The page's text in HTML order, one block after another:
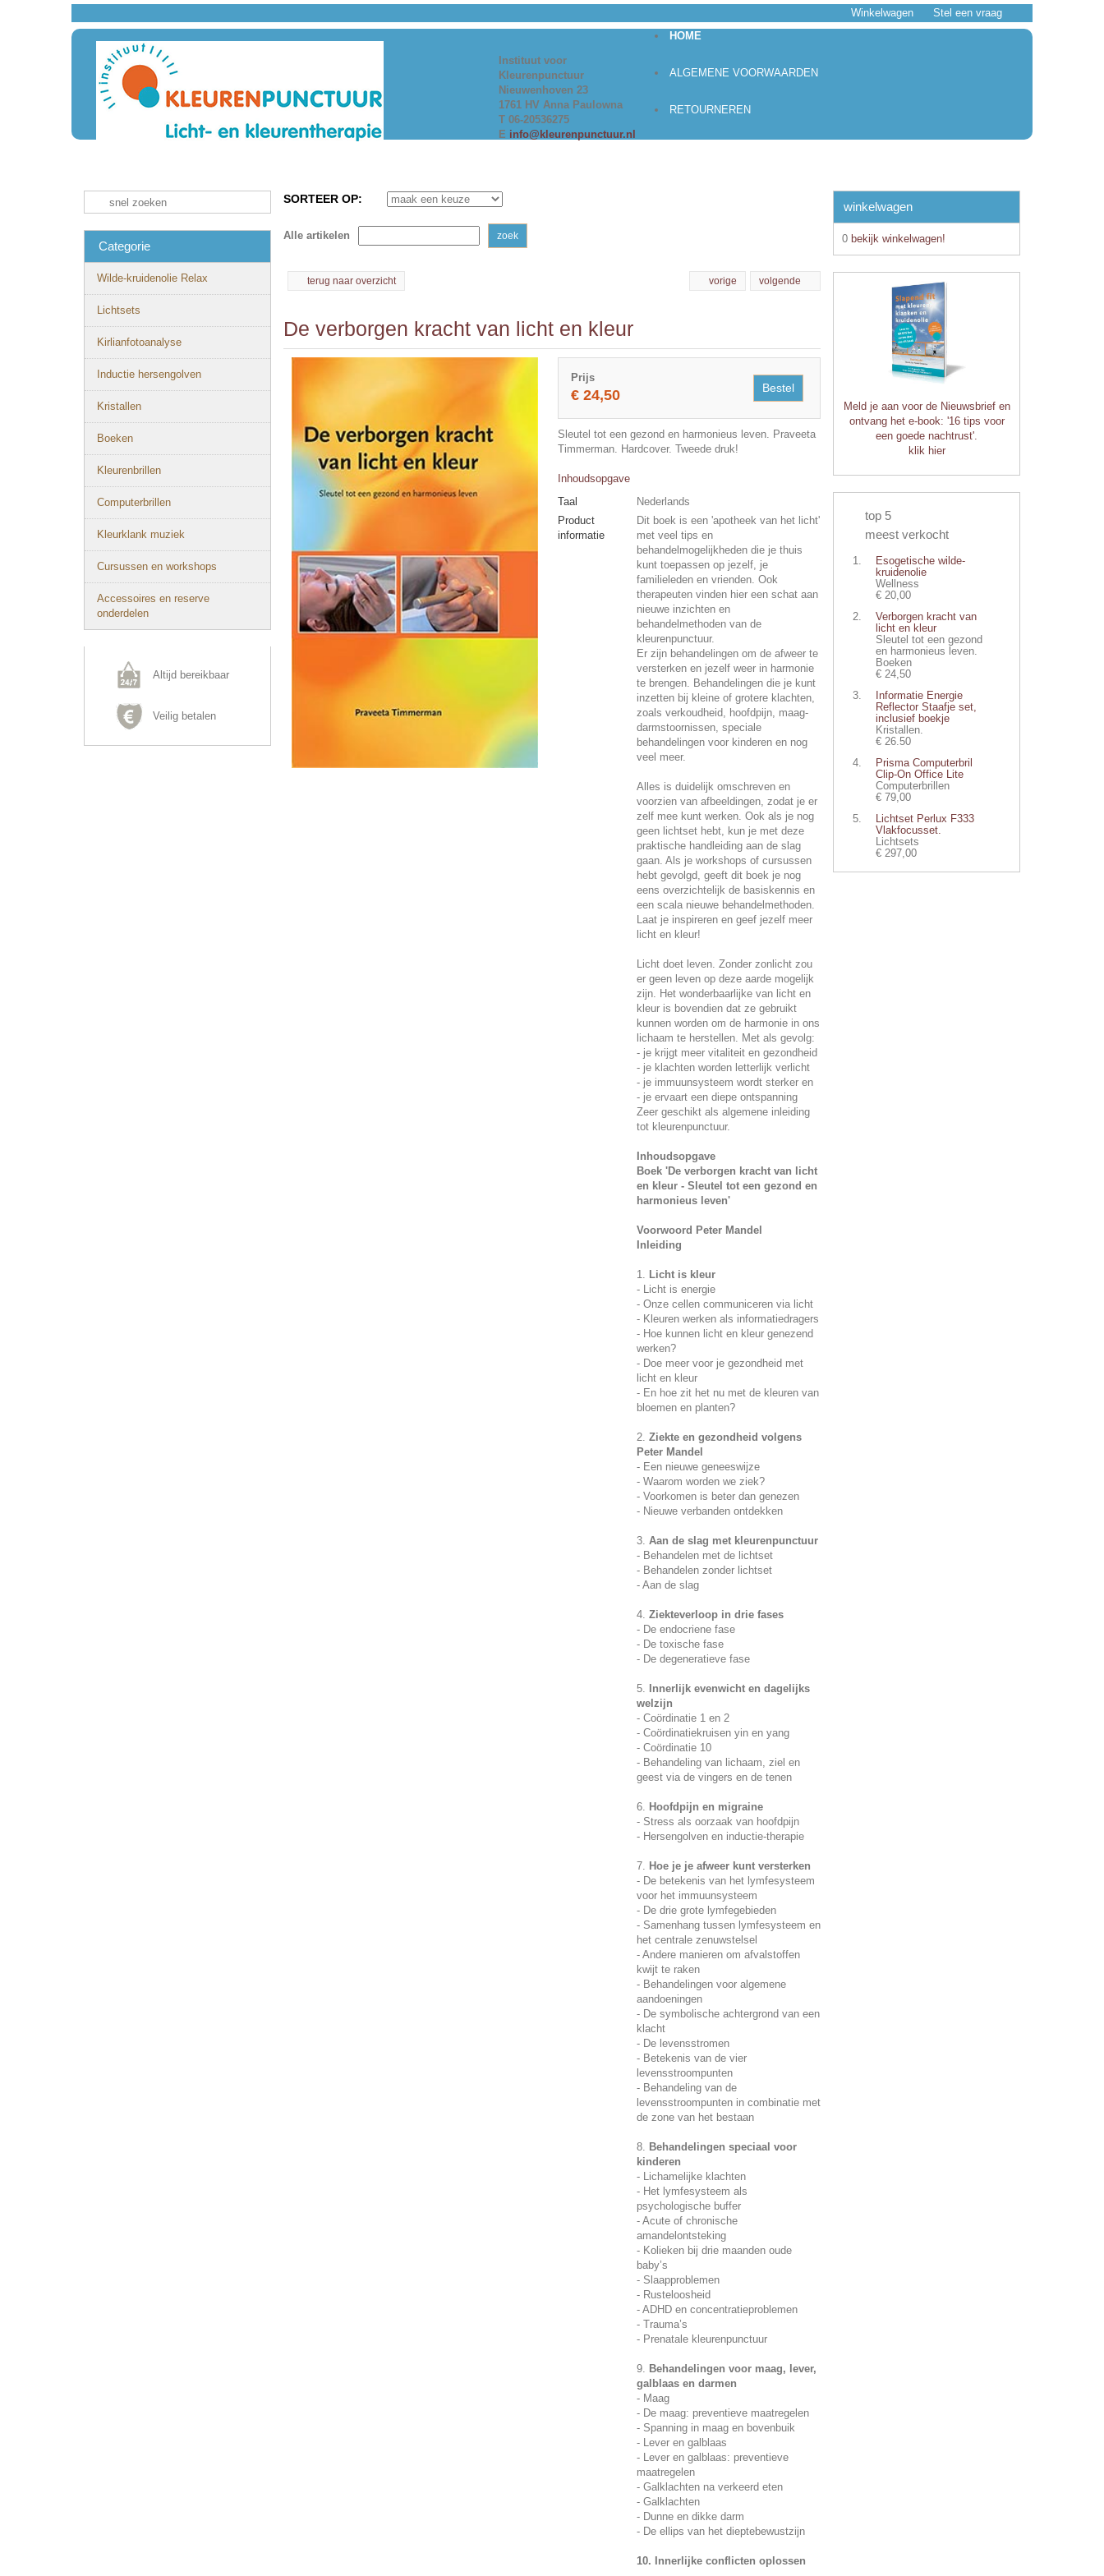
Winkelwagen Stel een vraag
Instituut voor
Kleurenpunctuur
Nieuwenhoven 23
1761 HV Anna Paulowna
T 06-20536275
E info@kleurenpunctuur.nl
HOME
ALGEMENE VOORWAARDEN
RETOURNEREN
Categorie
Wilde-kruidenolie Relax
Lichtsets
Kirlianfotoanalyse
Inductie hersengolven
Kristallen
Boeken
Kleurenbrillen
Computerbrillen
Kleurklank muziek
Cursussen en workshops
Accessoires en reserve
onderdelen
Altijd bereikbaar
Veilig betalen
SORTEER OP:
Alle artikelen zoek
terug naar overzicht volgende
vorige
De verborgen kracht van licht en kleur
Prijs
€ 24,50 Bestel
Sleutel tot een gezond en harmonieus leven. Praveeta
Timmerman. Hardcover. Tweede druk!
Inhoudsopgave
Taal
Nederlands
Product
informatie
Dit boek is een 'apotheek van het licht'
met veel tips en
behandelmogelijkheden die je thuis
kunt toepassen op jezelf, je
familieleden en vrienden. Ook
therapeuten vinden hier een schat aan
nieuwe inzichten en
behandelmethoden van de
kleurenpunctuur.
Er zijn behandelingen om de afweer te
versterken en jezelf weer in harmonie
te brengen. Behandelingen die je kunt
inzetten bij kleine of grotere klachten,
zoals verkoudheid, hoofdpijn, maag-
darmstoornissen, speciale
behandelingen voor kinderen en nog
veel meer.
Alles is duidelijk omschreven en
voorzien van afbeeldingen, zodat je er
zelf mee kunt werken. Ook als je nog
geen lichtset hebt, kun je met deze
praktische handleiding aan de slag
gaan. Als je workshops of cursussen
hebt gevolgd, geeft dit boek je nog
eens overzichtelijk de basiskennis en
een scala nieuwe behandelmethoden.
Laat je inspireren en geef jezelf meer
licht en kleur!
Licht doet leven. Zonder zonlicht zou
er geen leven op deze aarde mogelijk
zijn. Het wonderbaarlijke van licht en
kleur is bovendien dat ze gebruikt
kunnen worden om de harmonie in ons
lichaam te herstellen. Met als gevolg:
- je krijgt meer vitaliteit en gezondheid
- je klachten worden letterlijk verlicht
- je immuunsysteem wordt sterker en
- je ervaart een diepe ontspanning
Zeer geschikt als algemene inleiding
tot kleurenpunctuur.
Inhoudsopgave
Boek 'De verborgen kracht van licht
en kleur - Sleutel tot een gezond en
harmonieus leven'
Voorwoord Peter Mandel
Inleiding
1. Licht is kleur
- Licht is energie
- Onze cellen communiceren via licht
- Kleuren werken als informatiedragers
- Hoe kunnen licht en kleur genezend
werken?
- Doe meer voor je gezondheid met
licht en kleur
- En hoe zit het nu met de kleuren van
bloemen en planten?
2. Ziekte en gezondheid volgens
Peter Mandel
- Een nieuwe geneeswijze
- Waarom worden we ziek?
- Voorkomen is beter dan genezen
- Nieuwe verbanden ontdekken
3. Aan de slag met kleurenpunctuur
- Behandelen met de lichtset
- Behandelen zonder lichtset
- Aan de slag
4. Ziekteverloop in drie fases
- De endocriene fase
- De toxische fase
- De degeneratieve fase
5.
Innerlijk evenwicht en dagelijks
welzijn
- Coördinatie 1 en 2
- Coördinatiekruisen yin en yang
- Coördinatie 10
- Behandeling van lichaam, ziel en
geest via de vingers en de tenen
6. Hoofdpijn en migraine
- Stress als oorzaak van hoofdpijn
- Hersengolven en inductie-therapie
7. Hoe je je afweer kunt versterken
- De betekenis van het lymfesysteem
voor het immuunsysteem
- De drie grote lymfegebieden
- Samenhang tussen lymfesysteem en
het centrale zenuwstelsel
- Andere manieren om afvalstoffen
kwijt te raken
- Behandelingen voor algemene
aandoeningen
- De symbolische achtergrond van een
klacht
- De levensstromen
- Betekenis van de vier
levensstroompunten
- Behandeling van de
levensstroompunten in combinatie met
de zone van het bestaan
8. Behandelingen speciaal voor
kinderen
- Lichamelijke klachten
- Het lymfesysteem als
psychologische buffer
- Acute of chronische
amandelontsteking
- Kolieken bij drie maanden oude
baby’s
- Slaapproblemen
- Rusteloosheid
- ADHD en concentratieproblemen
- Trauma’s
- Prenatale kleurenpunctuur
9. Behandelingen voor maag, lever,
galblaas en darmen
- Maag
- De maag: preventieve maatregelen
- Spanning in maag en bovenbuik
- Lever en galblaas
- Lever en galblaas: preventieve
maatregelen
- Galklachten na verkeerd eten
- Galklachten
- Dunne en dikke darm
- De ellips van het dieptebewustzijn
10. Innerlijke conflicten oplossen
winkelwagen
0 bekijk winkelwagen!
Meld je aan voor de Nieuwsbrief en
ontvang het e-book: '16 tips voor
een goede nachtrust'.
klik hier
top 5
meest verkocht
Esogetische wilde-
kruidenolie
Wellness
€ 20,00
Verborgen kracht van
licht en kleur
Sleutel tot een gezond
en harmonieus leven.
Boeken
€ 24,50
Informatie Energie
Reflector Staafje set,
inclusief boekje
Kristallen.
€ 26.50
Prisma Computerbril
Clip-On Office Lite
Computerbrillen
€ 79,00
Lichtset Perlux F333
Vlakfocusset.
Lichtsets
€ 297,00